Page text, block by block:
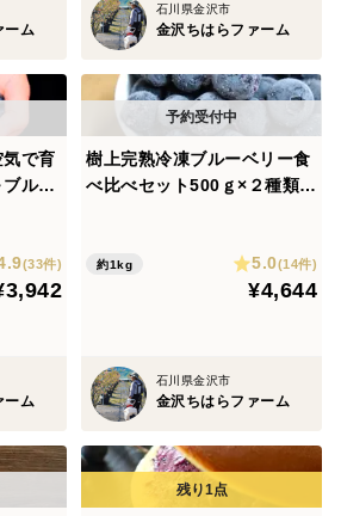
スエンゼル 裏野剣一
79-1
ーム
石川県金沢市
金沢ちはらファーム
気で育
ルー
(33件)
ーム
樹上完熟冷凍ブルーベリー食
べ比べセット500ｇ×２種類
約1kg 5.0(14件)
¥4,644
石川県金沢市
金沢ちはらファーム